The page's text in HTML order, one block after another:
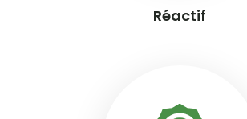
Réactif